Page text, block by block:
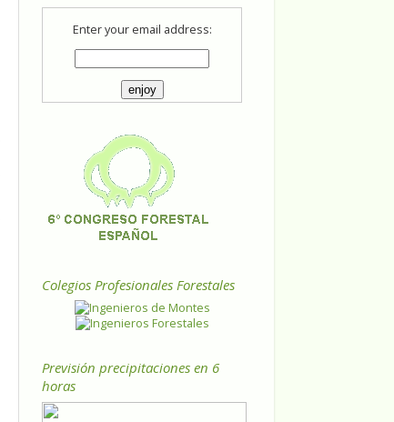
Enter your email address:
Colegios Profesionales Forestales
Previsión precipitaciones en 6
horas